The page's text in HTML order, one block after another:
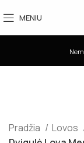
MENIU
Pradžia Lovos